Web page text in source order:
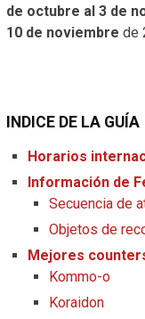
de octubre al 3 de
10 de noviembre de
INDICE DE LA GUÍA
Horarios
Información de
Secuencia de
Objetos de
Mejores
Kommo-o
Koraidon